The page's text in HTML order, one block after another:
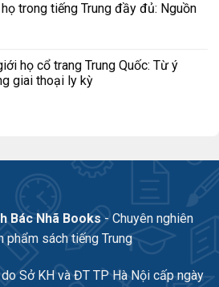
họ trong tiếng Trung đầy đủ: Nguồn
họ cổ trang Trung Quốc: Từ ý
giai thoại ly kỳ
Bác Nhã Books - Chuyên nghiên
phẩm sách tiếng Trung
Sở KH và ĐT TP Hà Nội cấp ngày